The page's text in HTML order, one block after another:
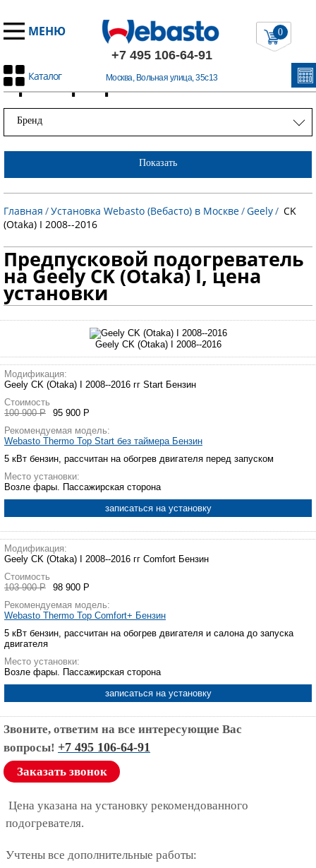
МЕНЮ
+7 495 106-64-91
Москва, Вольная улица, 35с13
Каталог
0
Примеры работ
Бренд
Показать
Главная /Установка Webasto (Вебасто) в Москве/Geely/ CK
(Otaka) I 2008--2016
Предпусковой подогреватель
на Geely CK (Otaka) I, цена
установки
Geely CK (Otaka) I 2008--2016
Модификация:
Geely CK (Otaka) I 2008--2016 гг Start Бензин
Стоимость
100 900 Р
95 900 Р
Рекомендуемая модель:
Webasto Thermo Top Start без таймера Бензин
5 кВт бензин, рассчитан на обогрев двигателя перед запуском
Место установки:
Возле фары. Пассажирская сторона
записаться на установку
Модификация:
Geely CK (Otaka) I 2008--2016 гг Comfort Бензин
Стоимость
103 900 Р
98 900 Р
Рекомендуемая модель:
Webasto Thermo Top Comfort+ Бензин
5 кВт бензин, рассчитан на обогрев двигателя и салона до запуска
двигателя
Место установки:
Возле фары. Пассажирская сторона
записаться на установку
Звоните, ответим на все интересующие Вас
вопросы! +7 495 106-64-91
Заказать звонок
Цена указана на установку рекомендованного
подогревателя.
Учтены все дополнительные работы: